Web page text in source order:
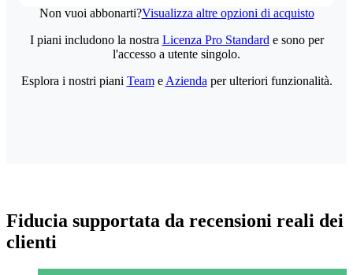
Non vuoi abbonarti?Visualizza altre opzioni di acquisto
I piani includono la nostra Licenza Pro Standard e sono per
l'accesso a utente singolo.
Esplora i nostri piani Teame Azienda per ulteriori funzionalità.
Fiducia supportata da recensioni reali dei
clienti